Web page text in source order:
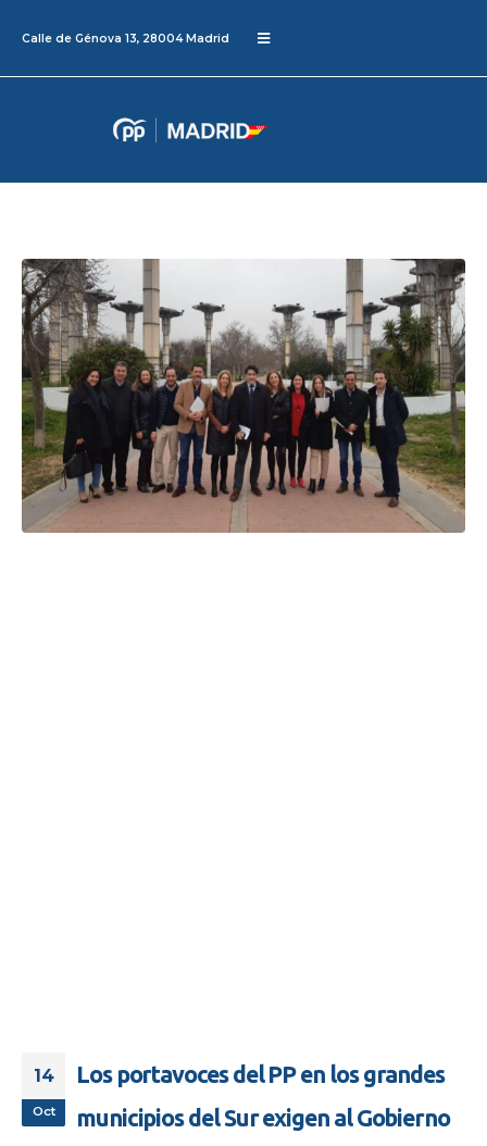
Calle de Génova 13, 28004 Madrid
14
Oct
Los portavoces del PP en los grandes
municipios del Sur exigen al Gobierno